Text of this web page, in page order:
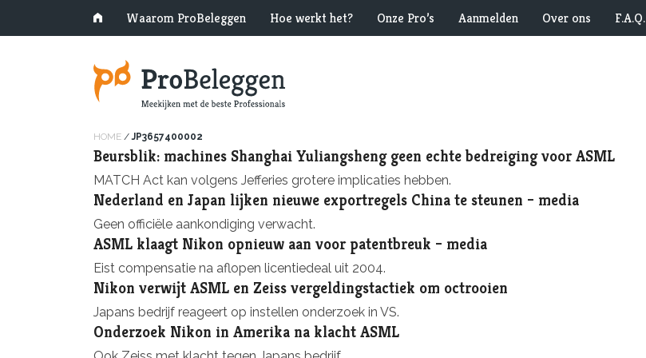
Waarom ProBeleggen Hoe werkt het? Onze Pro’s Aanmelden Over ons F.A.Q.
HOME /JP3657400002
Beursblik: machines Shanghai Yuliangsheng geen echte bedreiging voor ASML
MATCH Act kan volgens Jefferies grotere implicaties hebben.
Nederland en Japan lijken nieuwe exportregels China te steunen – media
Geen officiële aankondiging verwacht.
ASML klaagt Nikon opnieuw aan voor patentbreuk – media
Eist compensatie na aflopen licentiedeal uit 2004.
Nikon verwijt ASML en Zeiss vergeldingstactiek om octrooien
Japans bedrijf reageert op instellen onderzoek in VS.
Onderzoek Nikon in Amerika na klacht ASML